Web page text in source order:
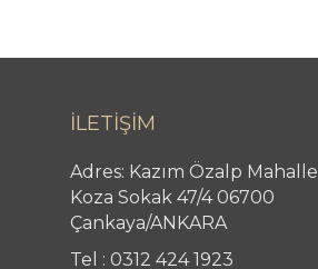
İLETİŞİM
Adres: Kazım Özalp
Koza Sokak 47/4 06700
Çankaya/ANKARA
Tel : 0312 424 1923